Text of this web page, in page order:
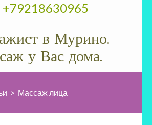
+79218630965
в Мурино.
у Вас дома.
> Массаж лица